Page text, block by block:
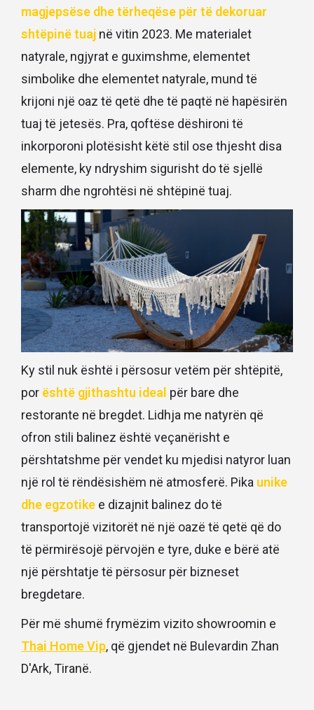
magjepsëse dhe tërheqëse për të dekoruar
shtëpinë tuaj në vitin 2023. Me materialet
natyrale, ngjyrat e guximshme, elementet
simbolike dhe elementet natyrale, mund të
krijoni një oaz të qetë dhe të paqtë në hapësirën
tuaj të jetesës. Pra, qoftëse dëshironi të
inkorporoni plotësisht këtë stil ose thjesht disa
elemente, ky ndryshim sigurisht do të sjellë
sharm dhe ngrohtësi në shtëpinë tuaj.
Ky stil nuk është i përsosur vetëm për shtëpitë,
por është gjithashtu ideal për bare dhe
restorante në bregdet. Lidhja me natyrën që
ofron stili balinez është veçanërisht e
përshtatshme për vendet ku mjedisi natyror luan
një rol të rëndësishëm në atmosferë. Pika unike
dhe egzotike e dizajnit balinez do të
transportojë vizitorët në një oazë të qetë që do
të përmirësojë përvojën e tyre, duke e bërë atë
një përshtatje të përsosur për bizneset
bregdetare.
Për më shumë frymëzim vizito showroomin e
Thai Home Vip, që gjendet në Bulevardin Zhan
D'Ark, Tiranë.